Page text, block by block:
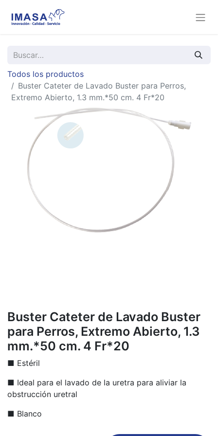
Todos los productos
Buster Cateter de Lavado Buster para Perros,
Extremo Abierto, 1.3 mm.*50 cm. 4 Fr*20
Buster Cateter de Lavado Buster
para Perros, Extremo Abierto, 1.3
mm.*50 cm. 4 Fr*20
■ Estéril
■ Ideal para el lavado de la uretra para aliviar la
obstrucción uretral
■ Blanco